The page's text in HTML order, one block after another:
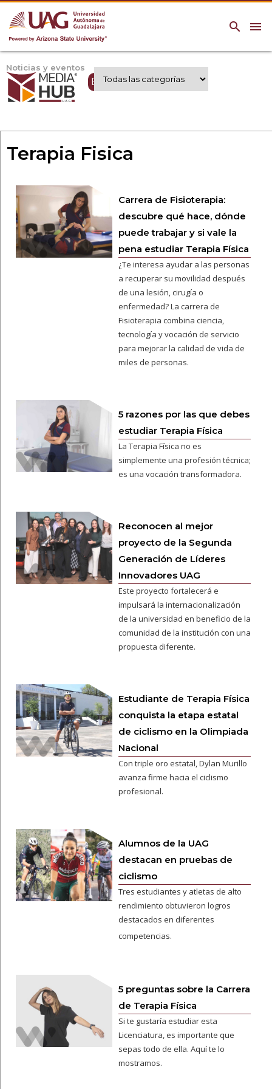
menu
search
Noticias y eventos
Expertos UAG
Terapia Fisica
Carrera de Fisioterapia:
descubre qué hace, dónde
puede trabajar y si vale la
pena estudiar Terapia Física
¿Te interesa ayudar a las personas
a recuperar su movilidad después
de una lesión, cirugía o
enfermedad? La carrera de
Fisioterapia combina ciencia,
tecnología y vocación de servicio
para mejorar la calidad de vida de
miles de personas.
5 razones por las que debes
estudiar Terapia Física
La Terapia Física no es
simplemente una profesión técnica;
es una vocación transformadora.
Reconocen al mejor
proyecto de la Segunda
Generación de Líderes
Innovadores UAG
Este proyecto fortalecerá e
impulsará la internacionalización
de la universidad en beneficio de la
comunidad de la institución con una
propuesta diferente.
Estudiante de Terapia Física
conquista la etapa estatal
de ciclismo en la Olimpiada
Nacional
Con triple oro estatal, Dylan Murillo
avanza firme hacia el ciclismo
profesional.
Alumnos de la UAG
destacan en pruebas de
ciclismo
Tres estudiantes y atletas de alto
rendimiento obtuvieron logros
destacados en diferentes
competencias.
5 preguntas sobre la Carrera
de Terapia Física
Si te gustaría estudiar esta
Licenciatura, es importante que
sepas todo de ella. Aquí te lo
mostramos.